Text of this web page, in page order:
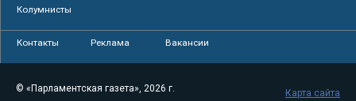
Колумнисты
Контакты Реклама Вакансии
© «Парламентская газета», 2026 г.
Карта сайта